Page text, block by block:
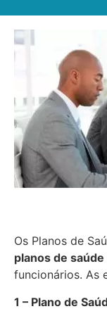
Os Planos de
planos de saúde
funcionários. As
1 – Plano de